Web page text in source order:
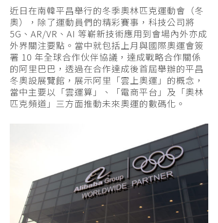
近日在南韓平昌舉行的冬季奧林匹克運動會（冬
奧），除了運動員們的精彩賽事，科技公司將
5G、AR/VR、AI 等嶄新技術應用到會場內外亦成
外界關注要點。當中就包括上月與國際奧運會簽
署 10 年全球合作伙伴協議，達成戰略合作關係
的阿里巴巴，透過在合作達成後首屆舉辦的平昌
冬奧設展覽館，展示阿里「雲上奧運」的概念，
當中主要以「雲運算」、「電商平台」及「奧林
匹克頻道」三方面推動未來奧運的數碼化。